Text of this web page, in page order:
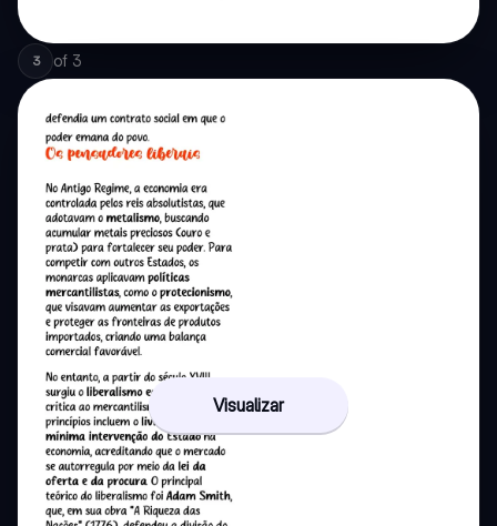
3 of 3
Visualizar